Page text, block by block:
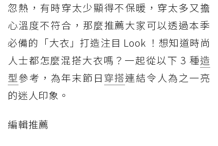
忽熱，有時穿太少顯得不保暖，穿太多又擔
心溫度不符合，那麼推薦大家可以透過本季
必備的「大衣」打造注目 Look ！想知道時尚
人士都怎麼混搭大衣嗎？一起從以下 3 種造
型參考，為年末節日 穿搭連結令人為之一亮
的迷人印象。
編輯推薦